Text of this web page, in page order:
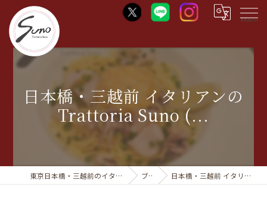
Menu
日本橋・三越前 イタリアンの
Trattoria Suno (...
東京日本橋・三越前のイタリアンならTrattoria Suno ブログ 日本橋・三越前 イタリアンのTrattoria Suno (...